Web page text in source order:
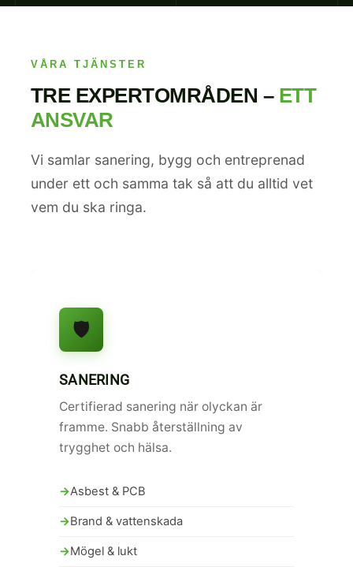
VÅRA TJÄNSTER
TRE EXPERTOMRÅDEN – ETT
ANSVAR
Vi samlar sanering, bygg och entreprenad
under ett och samma tak så att du alltid vet
vem du ska ringa.
🛡️
SANERING
Certifierad sanering när olyckan är
framme. Snabb återställning av
trygghet och hälsa.
Asbest & PCB
Brand & vattenskada
Mögel & lukt